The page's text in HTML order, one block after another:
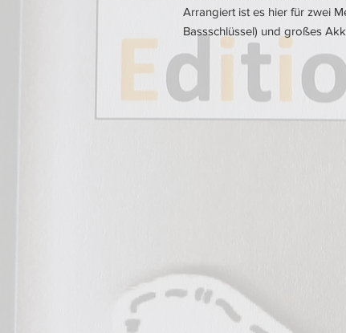
Arrangiert ist es hier für zwei
Bassschlüssel) und großes